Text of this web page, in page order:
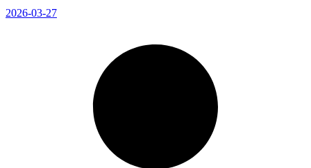
2026-03-27